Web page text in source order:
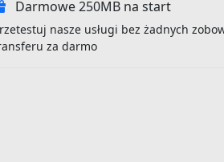
Darmowe 250MB na start
nasze usługi bez żadnych
za darmo